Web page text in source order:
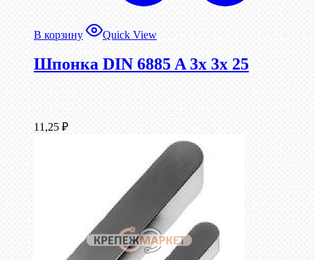
В корзину Quick View
Шпонка DIN 6885 A 3x 3x 25
11,25 ₽